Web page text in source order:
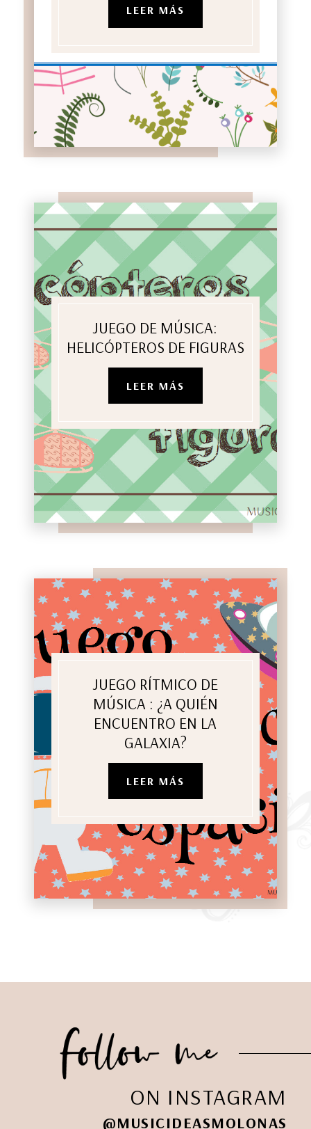
LEER MÁS
JUEGO DE MÚSICA:
HELICÓPTEROS DE FIGURAS
LEER MÁS
JUEGO RÍTMICO DE
MÚSICA : ¿A QUIÉN
ENCUENTRO EN LA
GALAXIA?
LEER MÁS
ON INSTAGRAM
@MUSICIDEASMOLONAS